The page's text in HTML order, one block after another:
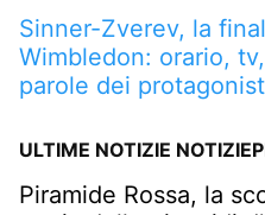
Sinner-Zverev, la
Wimbledon: orario,
parole dei
ULTIME NOTIZIE
Piramide Rossa, la